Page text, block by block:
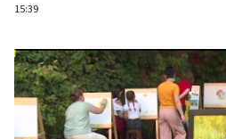
15:39